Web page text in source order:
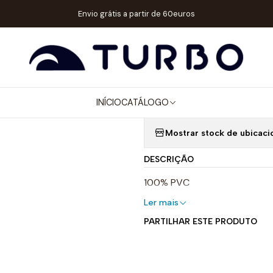
INÍCIOCATÁLOGO
Envio grátis a partir de 60euros
ACESSÓRIOS PORTACHAVES PORTACHAVES WP
Quantidade
Mostrar stock de
DESCRIÇÃO
100% PVC
Ler mais
PARTILHAR ESTE PRODUTO